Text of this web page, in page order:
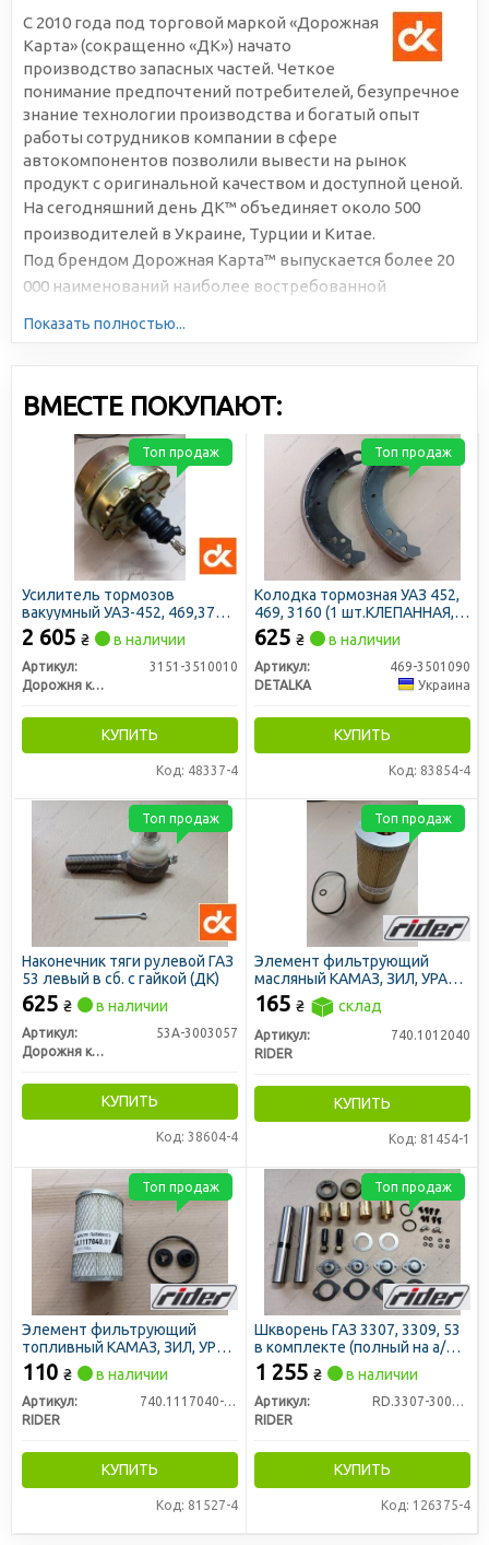
С 2010 года под торговой маркой «Дорожная
Карта» (сокращенно «ДК») начато
производство запасных частей. Четкое
понимание предпочтений потребителей, безупречное
знание технологии производства и богатый опыт
работы сотрудников компании в сфере
автокомпонентов позволили вывести на рынок
продукт с оригинальной качеством и доступной ценой.
На сегодняшний день ДК™ объединяет около 500
производителей в Украине, Турции и Китае.
Под брендом Дорожная Карта™ выпускается более 20
000 наименований наиболее востребованной
Показать полностью...
ВМЕСТЕ ПОКУПАЮТ:
Усилитель тормозов
вакуумный УАЗ-452, 469,3741
(31512) (ДК)
2 605 ₴ в наличии
Артикул:
3151-3510010
Дорожня карта
КУПИТЬ
Код: 48337-4
Топ продаж
Колодка тормозная УАЗ 452,
469, 3160 (1 шт.КЛЕПАННАЯ,
длинная накладка) (DETALKA)
625 ₴ в наличии
Артикул:
469-3501090
DETALKA
Украина
КУПИТЬ
Код: 83854-4
Топ продаж
Наконечник тяги рулевой ГАЗ
53 левый в сб. с гайкой (ДК)
625 ₴ в наличии
Артикул:
53А-3003057
Дорожня карта
КУПИТЬ
Код: 38604-4
Топ продаж
Элемент фильтрующий
масляный КАМАЗ, ЗИЛ, УРАЛ,
ДОН 1500 (дв. СМД-31) с
ремкомплектом (RIDER)
165 ₴ склад
Артикул:
740.1012040
RIDER
КУПИТЬ
Код: 81454-1
Топ продаж
Элемент фильтрующий
топливный КАМАЗ, ЗИЛ, УРАЛ,
ГАЗ 4301 тонкой очистки
метал. с ремкомплектом
фильтра (RIDER)
110 ₴ в наличии
Артикул:
740.1117040-01
RIDER
КУПИТЬ
Код: 81527-4
Топ продаж
Шкворень ГАЗ 3307, 3309, 53
в комплекте (полный на а/м)
D = 30,0 (RIDER)
1 255 ₴ в наличии
Артикул:
RD.3307-3000100
RIDER
КУПИТЬ
Код: 126375-4
Топ продаж